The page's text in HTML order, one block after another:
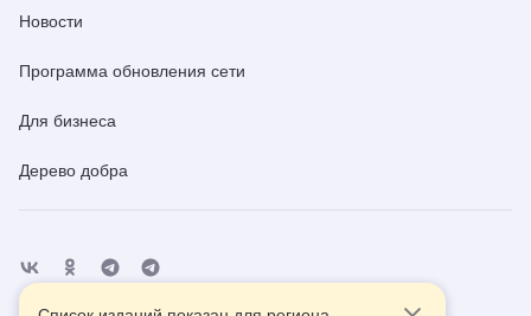
Новости
Программа обновления сети
Для бизнеса
Дерево добра